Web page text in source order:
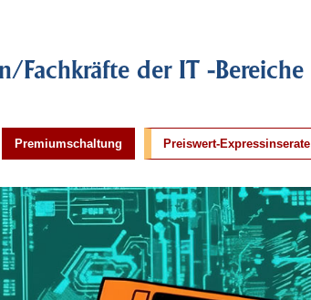
Fachkräfte der IT -Bereiche
Premiumschaltung Preiswert-Expressinserate